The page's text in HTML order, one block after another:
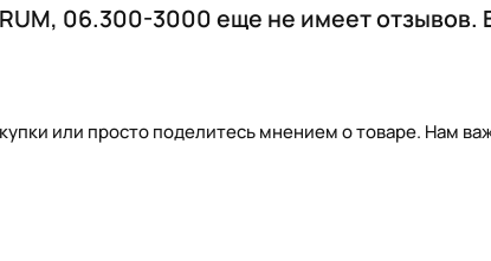
06.300-3000 еще не имеет отзывов.
или просто поделитесь мнением о товаре. Нам